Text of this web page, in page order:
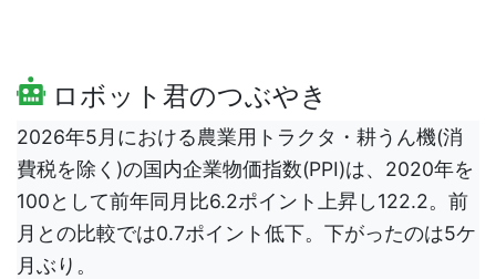
ロボット君のつぶやき
2026年5月における農業用トラクタ・耕うん機(消
費税を除く)の国内企業物価指数(PPI)は、2020年を
100として前年同月比6.2ポイント上昇し122.2。前
月との比較では0.7ポイント低下。下がったのは5ケ
月ぶり。